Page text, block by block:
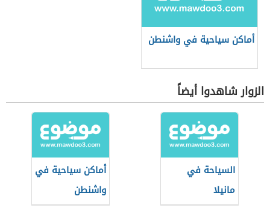
أماكن سياحية في واشنطن
الزوار شاهدوا أيضاً
السياحة في
مانيلا
أماكن سياحية في
واشنطن